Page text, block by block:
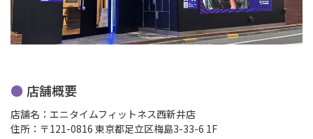
店舗概要
店舗名：エニタイムフィットネス西新井店
住所：〒121-0816 東京都足立区梅島3-33-6 1F